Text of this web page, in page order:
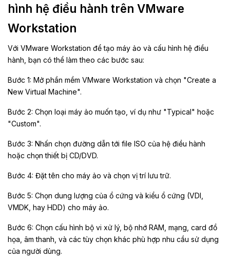
hình hệ điều hành trên VMware
Workstation
Với VMware Workstation để tạo máy ảo và cấu hình hệ điều
hành, bạn có thể làm theo các bước sau:
Bước 1: Mở phần mềm VMware Workstation và chọn "Create a
New Virtual Machine".
Bước 2: Chọn loại máy ảo muốn tạo, ví dụ như "Typical" hoặc
"Custom".
Bước 3: Nhấn chọn đường dẫn tới file ISO của hệ điều hành
hoặc chọn thiết bị CD/DVD.
Bước 4: Đặt tên cho máy ảo và chọn vị trí lưu trữ.
Bước 5: Chọn dung lượng của ổ cứng và kiểu ổ cứng (VDI,
VMDK, hay HDD) cho máy ảo.
Bước 6: Chọn cấu hình bộ vi xử lý, bộ nhớ RAM, mạng, card đồ
họa, âm thanh, và các tùy chọn khác phù hợp nhu cầu sử dụng
của người dùng.